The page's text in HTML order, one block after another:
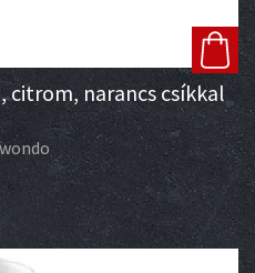
citrom, narancs csíkkal